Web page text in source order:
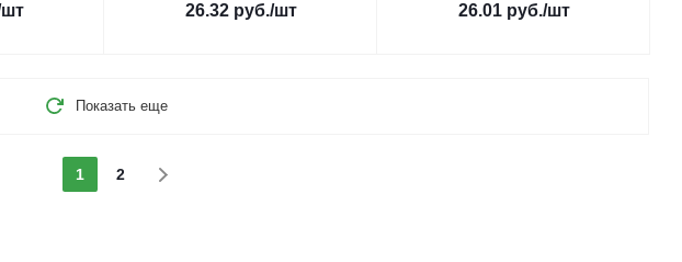
26.32руб./шт 26.01руб./шт
Показать еще
1 2